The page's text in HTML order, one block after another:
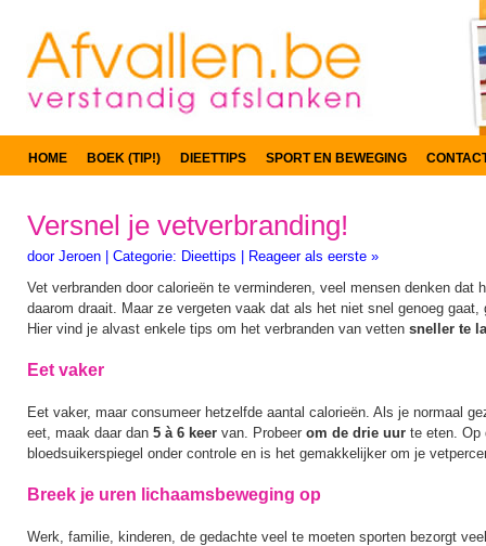
HOME BOEK (TIP!) DIEETTIPS SPORT EN BEWEGING
Versnel je vetverbranding!
door Jeroen Categorie: Dieettips
Reageer als eerste »
Vet verbranden door calorieën te verminderen, veel mensen denken dat
daarom draait. Maar ze vergeten vaak dat als het niet snel genoeg gaat,
Hier vind je alvast enkele tips om het verbranden van vetten sneller te
Eet vaker
Eet vaker, maar consumeer hetzelfde aantal calorieën. Als je normaal
eet, maak daar dan 5 à 6 keer van. Probeer om de drie uur te eten. Op
bloedsuikerspiegel onder controle en is het gemakkelijker om je
Breek je uren lichaamsbeweging op
Werk, familie, kinderen, de gedachte veel te moeten sporten bezorgt